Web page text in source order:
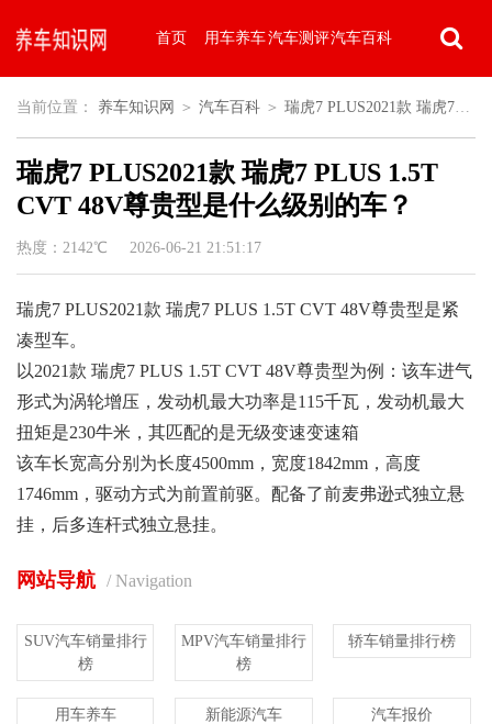
首页 用车养车汽车测评汽车百科
当前位置： 养车知识网 ＞ 汽车百科 ＞ 瑞虎7 PLUS2021款 瑞虎7
PLUS 1.5T CVT 48V尊贵型是什么级别的车？
瑞虎7 PLUS2021款 瑞虎7 PLUS 1.5T
CVT 48V尊贵型是什么级别的车？
热度：2142℃ 2026-06-21 21:51:17
瑞虎7 PLUS2021款 瑞虎7 PLUS 1.5T CVT 48V尊贵型是紧
凑型车。
以2021款 瑞虎7 PLUS 1.5T CVT 48V尊贵型为例：该车进气
形式为涡轮增压，发动机最大功率是115千瓦，发动机最大
扭矩是230牛米，其匹配的是无级变速变速箱
该车长宽高分别为长度4500mm，宽度1842mm，高度
1746mm，驱动方式为前置前驱。配备了前麦弗逊式独立悬
挂，后多连杆式独立悬挂。
网站导航 / Navigation
SUV汽车销量排行
榜
MPV汽车销量排行
榜
轿车销量排行榜
用车养车 新能源汽车 汽车报价